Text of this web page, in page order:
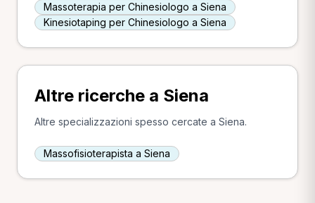
Massoterapia per Chinesiologo a Siena
Kinesiotaping per Chinesiologo a Siena
Altre ricerche a Siena
Altre specializzazioni spesso cercate a Siena.
Massofisioterapista a Siena